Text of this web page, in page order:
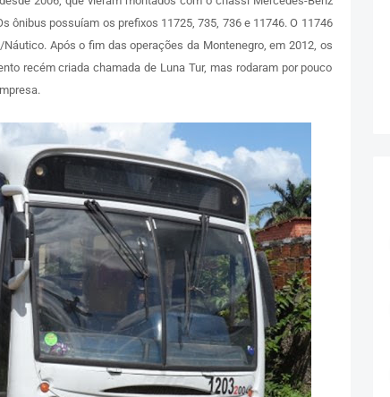
ônibus possuíam os prefixos 11725, 735, 736 e 11746. O 11746
Após o fim das operações da Montenegro, em 2012, os
recém criada chamada de Luna Tur, mas rodaram por pouco